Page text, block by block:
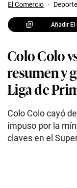
El Comercio ·
Añadir El
Colo Colo
resumen y
Liga de
Colo Colo cayó
impuso por la
claves en el